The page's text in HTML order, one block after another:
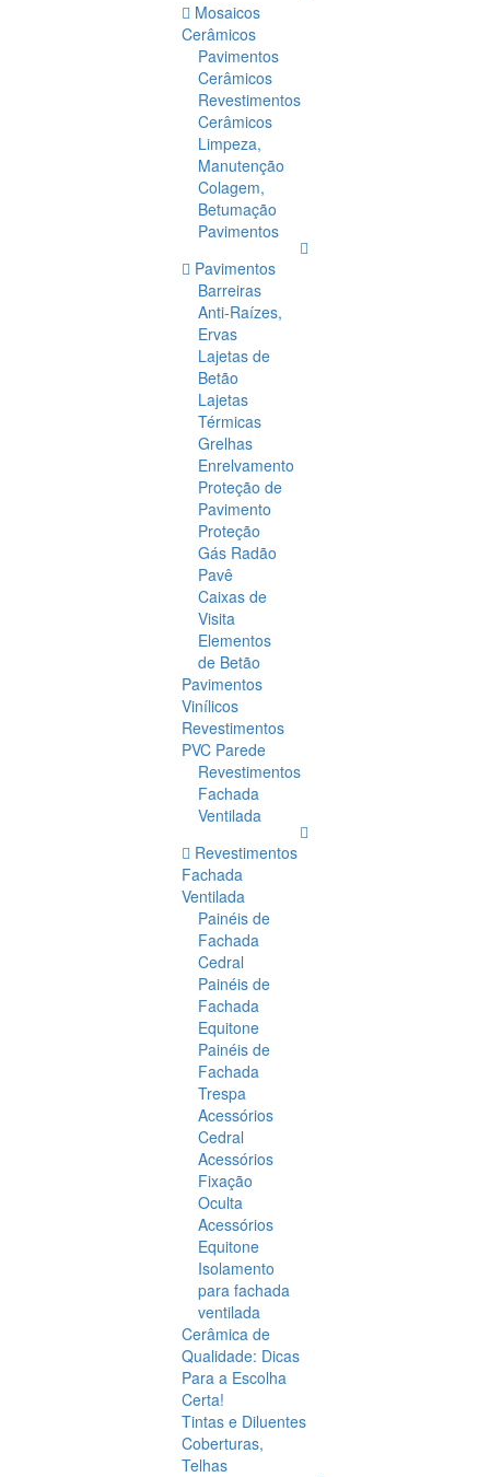
Mosaicos
Cerâmicos
Pavimentos
Cerâmicos
Revestimentos
Cerâmicos
Limpeza,
Manutenção
Colagem,
Betumação
Pavimentos
Pavimentos
Barreiras
Anti-Raízes,
Ervas
Lajetas de
Betão
Lajetas
Térmicas
Grelhas
Enrelvamento
Proteção de
Pavimento
Proteção
Gás Radão
Pavê
Caixas de
Visita
Elementos
de Betão
Pavimentos
Vinílicos
Revestimentos
PVC Parede
Revestimentos
Fachada
Ventilada
Revestimentos
Fachada
Ventilada
Painéis de
Fachada
Cedral
Painéis de
Fachada
Equitone
Painéis de
Fachada
Trespa
Acessórios
Cedral
Acessórios
Fixação
Oculta
Acessórios
Equitone
Isolamento
para fachada
ventilada
Cerâmica de
Qualidade: Dicas
Para a Escolha
Certa!
Tintas e Diluentes
Coberturas,
Telhas